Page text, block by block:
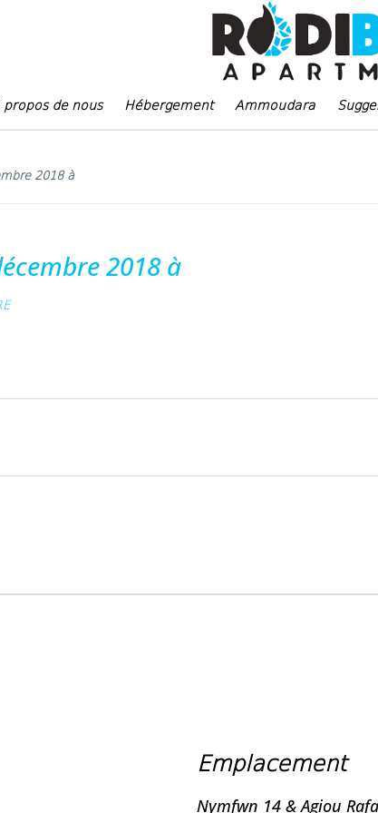
propos de nous Hébergement Ammoudara
2018 à
2018 à
Emplacement
Nymfwn 14 & Agiou